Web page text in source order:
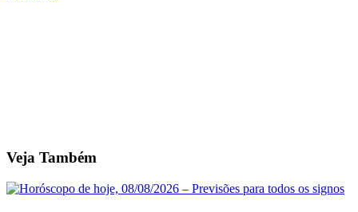
Veja Também